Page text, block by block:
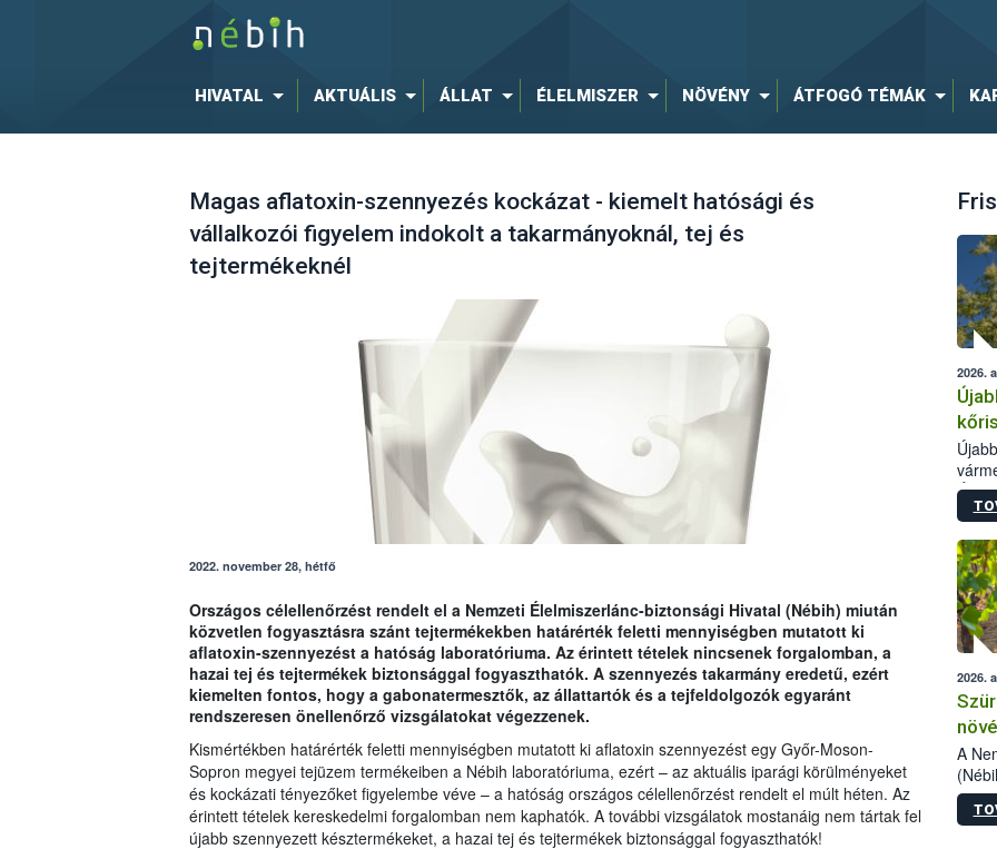
HIVATAL AKTUÁLIS ÁLLAT ÉLELMISZER NÖVÉNY ÁTFOGÓ TÉMÁK
Magas aflatoxin-szennyezés kockázat - kiemelt hatósági és
vállalkozói figyelem indokolt a takarmányoknál, tej és
tejtermékeknél
2022. november 28, hétfő
Országos célellenőrzést rendelt el a Nemzeti Élelmiszerlánc-biztonsági Hivatal (Nébih) miután
közvetlen fogyasztásra szánt tejtermékekben határérték feletti mennyiségben mutatott ki
aflatoxin-szennyezést a hatóság laboratóriuma. Az érintett tételek nincsenek forgalomban, a
hazai tej és tejtermékek biztonsággal fogyaszthatók. A szennyezés takarmány eredetű, ezért
kiemelten fontos, hogy a gabonatermesztők, az állattartók és a tejfeldolgozók egyaránt
rendszeresen önellenőrző vizsgálatokat végezzenek.
Kismértékben határérték feletti mennyiségben mutatott ki aflatoxin szennyezést egy Győr-Moson-
Sopron megyei tejüzem termékeiben a Nébih laboratóriuma, ezért – az aktuális iparági körülményeket
és kockázati tényezőket figyelembe véve – a hatóság országos célellenőrzést rendelt el múlt héten. Az
érintett tételek kereskedelmi forgalomban nem kaphatók. A további vizsgálatok mostanáig nem tártak fel
újabb szennyezett késztermékeket, a hazai tej és tejtermékek biztonsággal fogyaszthatók!
2026.
2026.
A